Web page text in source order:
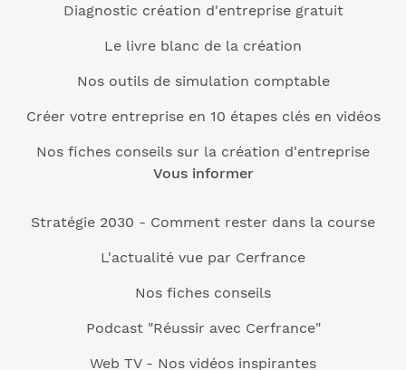
Diagnostic création d'entreprise gratuit
Le livre blanc de la création
Nos outils de simulation comptable
Créer votre entreprise en 10 étapes clés en vidéos
Nos fiches conseils sur la création d'entreprise
Vous informer
Stratégie 2030 - Comment rester dans la course
L'actualité vue par Cerfrance
Nos fiches conseils
Podcast "Réussir avec Cerfrance"
Web TV - Nos vidéos inspirantes